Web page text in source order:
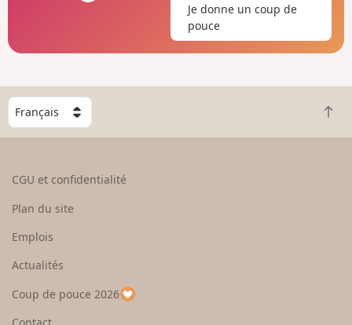
Je donne un coup de
pouce
C
o
e
u
p
a
R
e
CGU et confidentialité
Plan du site
Emplois
Actualités
Coup de pouce 2026